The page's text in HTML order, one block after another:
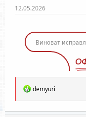
12.05.2026
Виноват
Р
а
к
demyuri